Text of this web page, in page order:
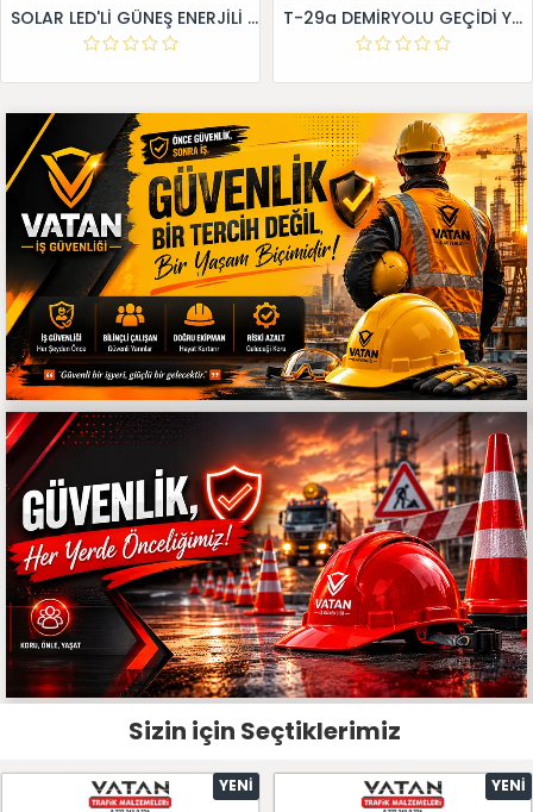
SOLAR LED'Lİ GÜNEŞ ENERJİLİ LEVHA T-29a DEMİRYOLU GEÇİDİ YAKLAŞIM LEVHALARI (Sağ)
Sizin için Seçtiklerimiz
YENI YENI